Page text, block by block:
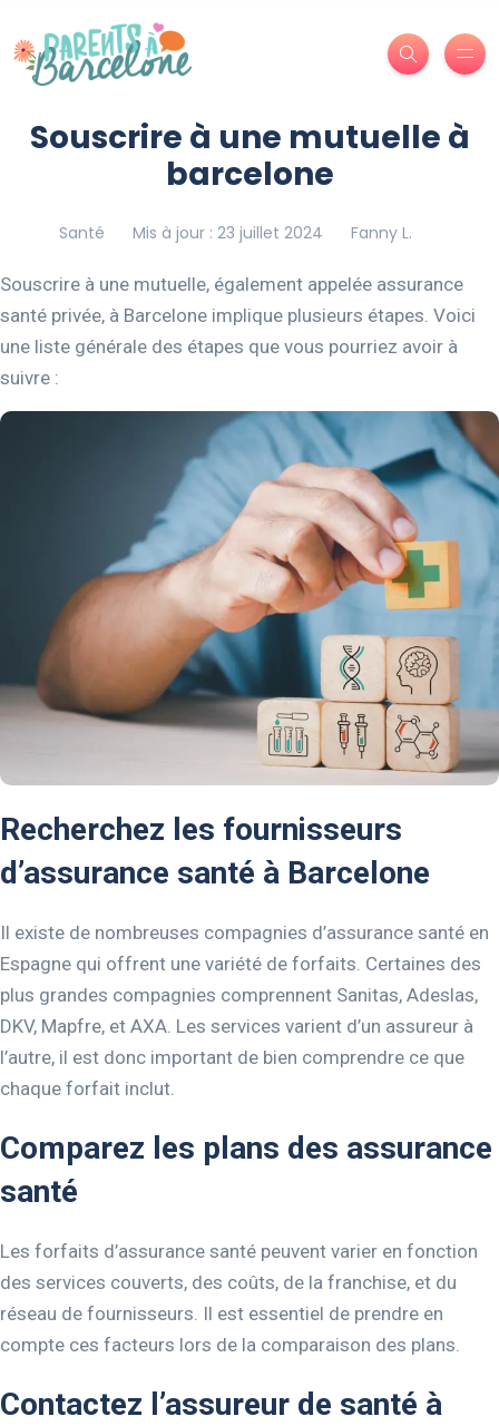
Souscrire à une mutuelle à
barcelone
Santé Mis à jour : 23 juillet 2024 Fanny L.
Souscrire à une mutuelle, également appelée assurance
santé privée, à Barcelone implique plusieurs étapes. Voici
une liste générale des étapes que vous pourriez avoir à
suivre :
Recherchez les fournisseurs
d’assurance santé à Barcelone
Il existe de nombreuses compagnies d’assurance santé en
Espagne qui offrent une variété de forfaits. Certaines des
plus grandes compagnies comprennent Sanitas, Adeslas,
DKV, Mapfre, et AXA. Les services varient d’un assureur à
l’autre, il est donc important de bien comprendre ce que
chaque forfait inclut.
Comparez les plans des assurance
santé
Les forfaits d’assurance santé peuvent varier en fonction
des services couverts, des coûts, de la franchise, et du
réseau de fournisseurs. Il est essentiel de prendre en
compte ces facteurs lors de la comparaison des plans.
Contactez l’assureur de santé à